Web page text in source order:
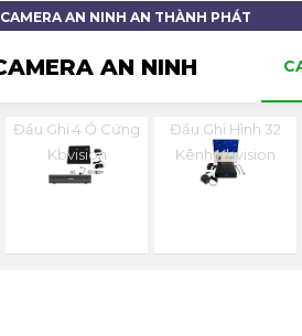
CAMERA AN NINH AN THÀNH PHÁT
AN NINH
Đầu Ghi 4 Ổ Cứng
Kbvision
Đầu Ghi Hình 32
Kênh Kbvision